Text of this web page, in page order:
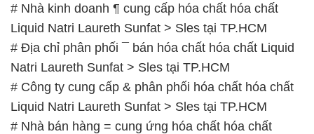
# Nhà kinh doanh ¶ cung cấp hóa chất hóa chất
Liquid Natri Laureth Sunfat > Sles tại TP.HCM
# Địa chỉ phân phối ¯ bán hóa chất hóa chất Liquid
Natri Laureth Sunfat > Sles tại TP.HCM
# Công ty cung cấp & phân phối hóa chất hóa chất
Liquid Natri Laureth Sunfat > Sles tại TP.HCM
# Nhà bán hàng = cung ứng hóa chất hóa chất